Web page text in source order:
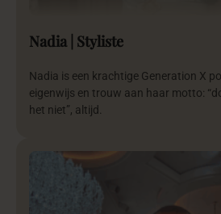
Nadia | Styliste
Nadia is een krachtige Generation X
eigenwijs en trouw aan haar motto:
het niet”, altijd.